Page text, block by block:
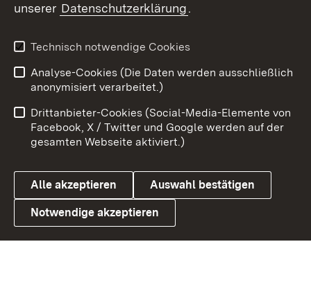
X / Twitter
Youtube
Link zum Landesportal
Benutzungshinweise
Barrierefreiheit
Datenschutz
Cookies
unserer Datenschutzerklärung.
Technisch notwendige Cookies
Analyse-Cookies (Die Daten werden ausschließlich
anonymisiert verarbeitet.)
Drittanbieter-Cookies (Social-Media-Elemente von
Facebook, X / Twitter und Google werden auf der
gesamten Webseite aktiviert.)
Alle akzeptieren Auswahl bestätigen
Notwendige akzeptieren